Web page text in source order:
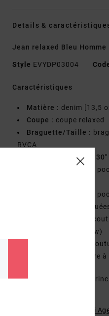
Details &
Jean relaxed Bleu Homme
Style EVYDP03004
Caractéristiques
Matière : denim [13,5
Coupe : coupe relaxed
Braguette/Taille :
RVCA
Couture intérieure :
Détails :__ modèle 5
Rivets RVCA sur les
Poches arrière
Construction avec
interne surjeté (merrow)
Broderie VA sur la
Passants de ceinture
Composition
[Matière
Traçabilité du produit (Loi